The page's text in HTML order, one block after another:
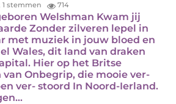
1 stemmen 714
Welshman Kwam jij
Zonder zilveren lepel in
met muziek in jouw bloed en
Wales, dit land van draken
Hier op het Britse
Onbegrip, die mooie ver-
ver- stoord In Noord-Ierland.